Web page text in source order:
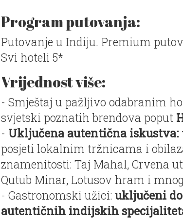
Program putovanja:
Putovanje u Indiju. Premium
Svi hoteli 5*
Vrijednost više:
- Smještaj u pažljivo odabranim
svjetski poznatih brendova poput
- Uključena autentična iskustva:
posjeti lokalnim tržnicama i
znamenitosti: Taj Mahal, Crvena
Qutub Minar, Lotusov hram i
- Gastronomski užici: uključeni
autentičnih indijskih